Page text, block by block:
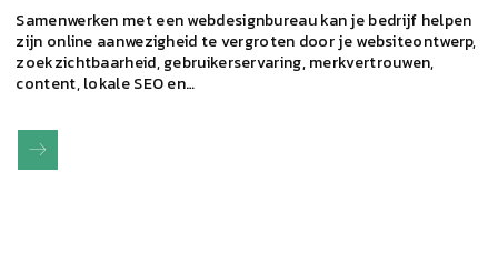
Samenwerken met een webdesignbureau kan je bedrijf helpen
zijn online aanwezigheid te vergroten door je websiteontwerp,
zoekzichtbaarheid, gebruikerservaring, merkvertrouwen,
content, lokale SEO en…